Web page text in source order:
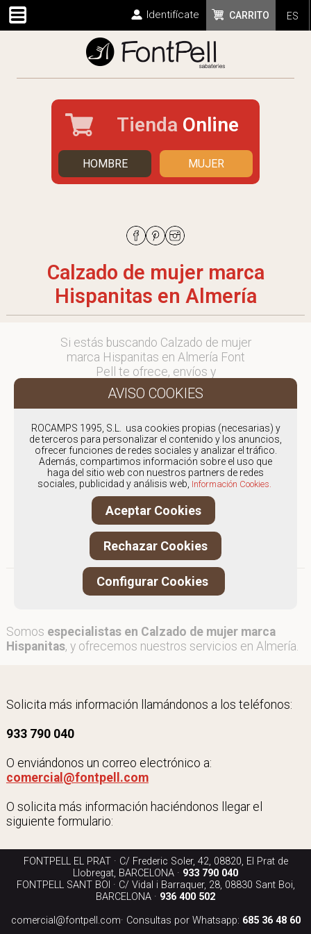
ES
CARRITO
Identifícate
Tienda Online
HOMBRE MUJER
Calzado de mujer marca
Hispanitas en Almería
Si estás buscando Calzado de mujer
marca Hispanitas en Almería Font
Pell te ofrece, envíos y
devoluciones gratuítos a Península y
Baleares, para otros destinos
en comercial@fontpell.com.
Los envíos a Almería gestionados
entre semana se entregarán en
menos de 48 horas; los pedidos
realizados en fin de semana, el
producto se enviará a partir del
lunes.
Somos especialistas en Calzado de mujer marca
Hispanitas, y ofrecemos nuestros servicios en Almería.
Solicita más información llamándonos a los teléfonos:
933 790 040
O enviándonos un correo electrónico a:
comercial@fontpell.com
O solicita más información haciéndonos llegar el
siguiente formulario:
FONTPELL EL PRAT · C/ Frederic Soler, 42, 08820, El Prat de
Llobregat, BARCELONA · 933 790 040
FONTPELL SANT BOI · C/ Vidal i Barraquer, 28, 08830 Sant Boi,
BARCELONA · 936 400 502
comercial@fontpell.com· Consultas por Whatsapp: 685 36 48 60
ROCAMPS 1995, S.L. usa cookies propias (necesarias) y
de terceros para personalizar el contenido y los anuncios,
ofrecer funciones de redes sociales y analizar el tráfico.
Además, compartimos información sobre el uso que
haga del sitio web con nuestros partners de redes
sociales, publicidad y análisis web, Información Cookies.
Aceptar Cookies
Rechazar Cookies
Configurar Cookies